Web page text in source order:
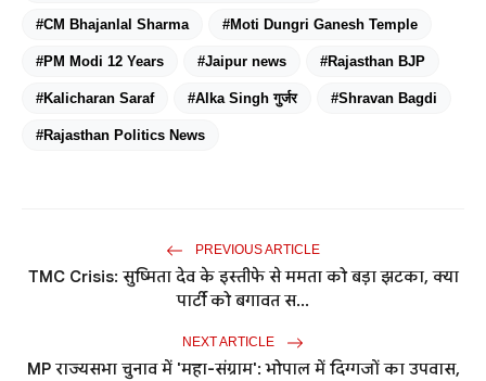
#CM Bhajanlal Sharma #Moti Dungri Ganesh Temple
#PM Modi 12 Years #Jaipur news #Rajasthan BJP
#Kalicharan Saraf #Alka Singh गुर्जर #Shravan Bagdi
#Rajasthan Politics News
PREVIOUS ARTICLE
TMC Crisis: सुष्मिता देव के इस्तीफे से ममता को बड़ा झटका, क्या
पार्टी को बगावत स...
NEXT ARTICLE
MP राज्यसभा चुनाव में 'महा-संग्राम': भोपाल में दिग्गजों का उपवास,